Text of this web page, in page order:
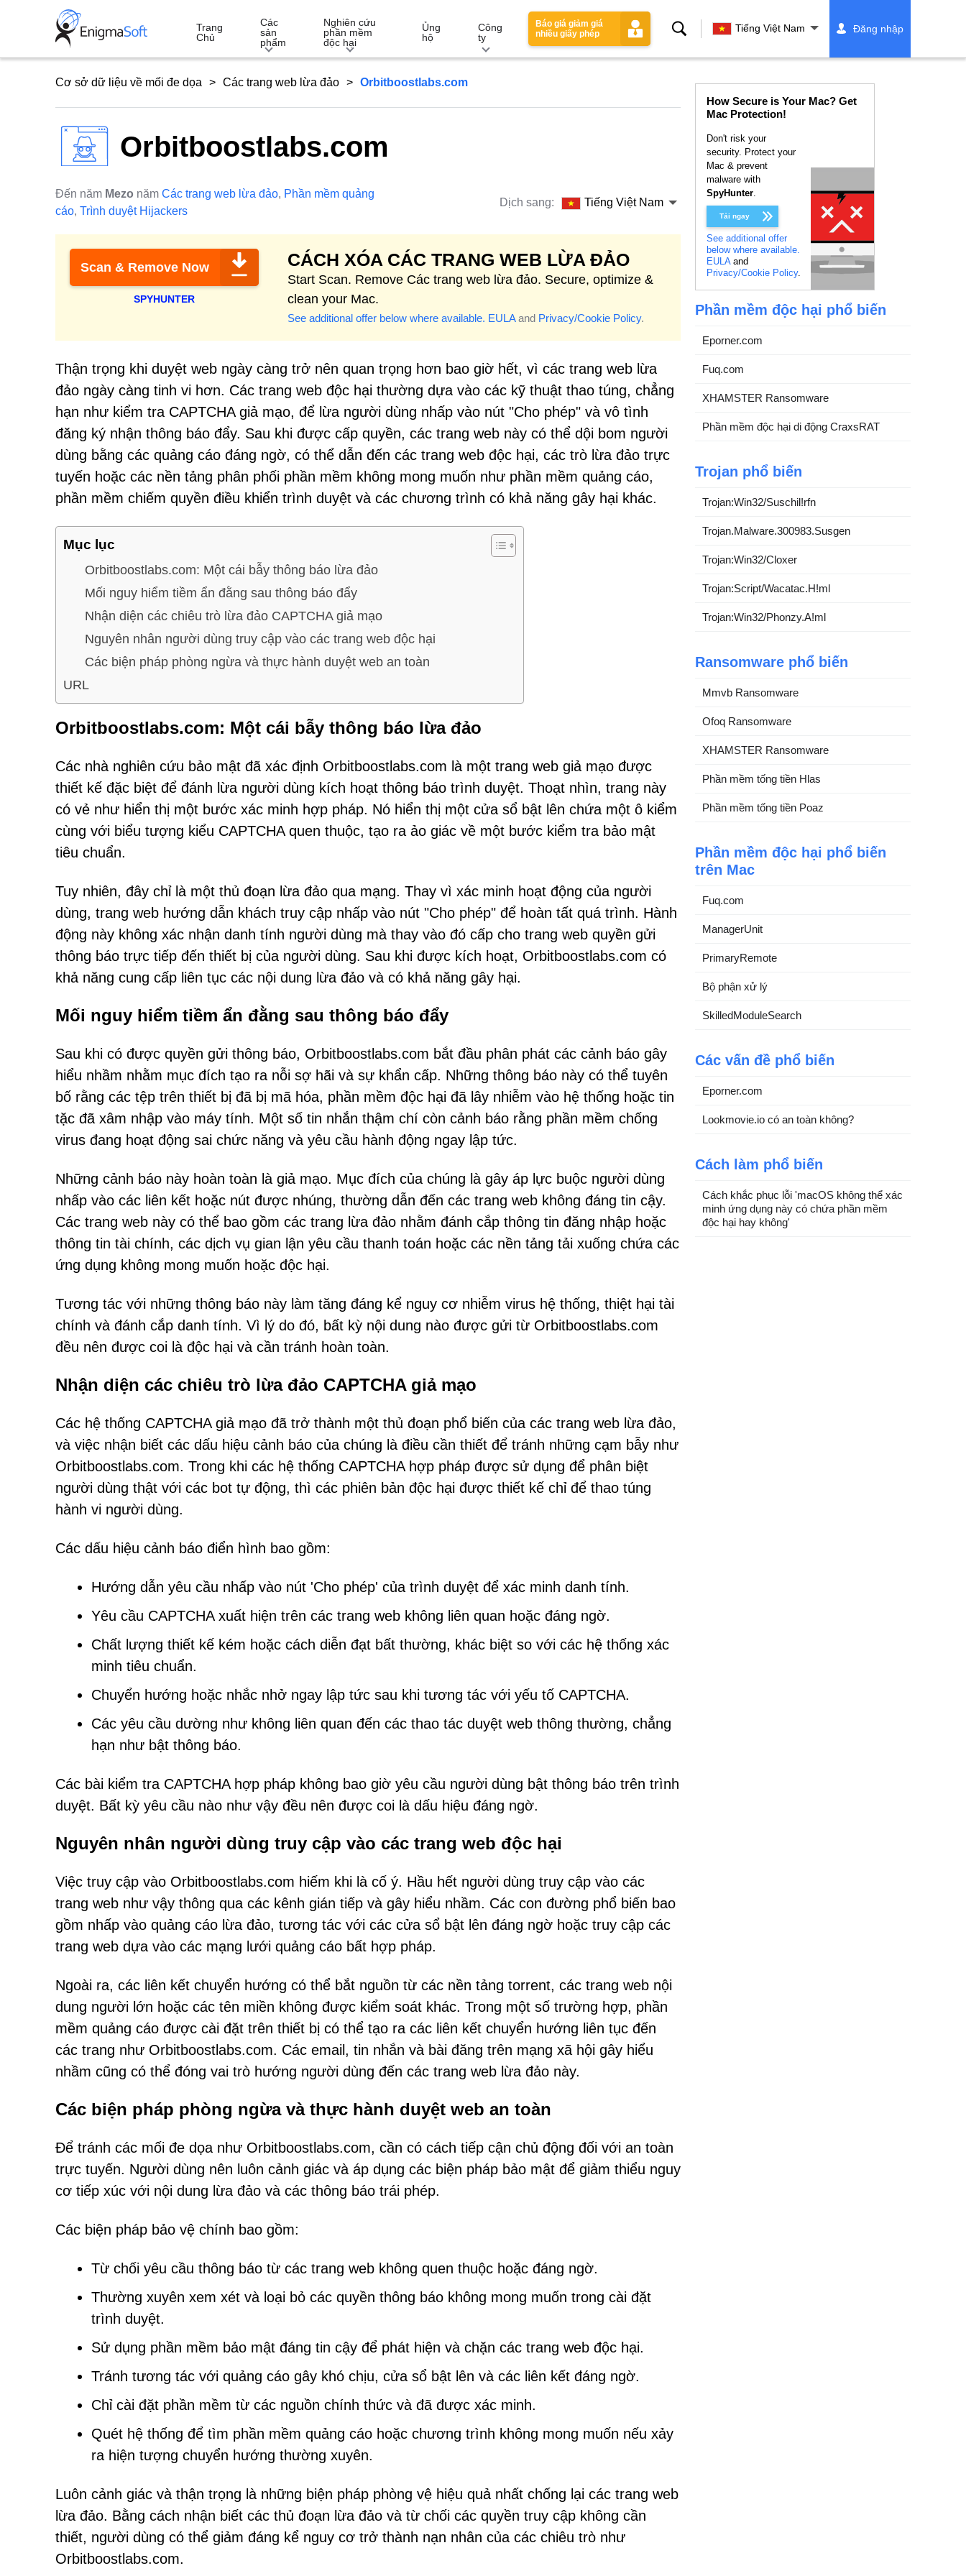
Trang
Chủ
Các
sản
phẩm
Nghiên cứu
phần mềm
độc hại
Ủng
hộ
Công
ty
Báo giá giảm giá
nhiều giấy phép
Tìm
kiếm
Tiếng Việt Nam Đăng nhập
Cơ sở dữ liệu về mối đe dọa Các trang web lừa đảo Orbitboostlabs.com
Orbitboostlabs.com
Đến năm Mezo năm Các trang web lừa đảo, Phần mềm quảng
cáo, Trình duyệt Hijackers
Dịch sang: Tiếng Việt Nam
Scan & Remove Now
SPYHUNTER
CÁCH XÓA CÁC TRANG WEB LỪA ĐẢO
Start Scan. Remove Các trang web lừa đảo. Secure, optimize &
clean your Mac.
See additional offer below where available. EULAand Privacy/Cookie Policy.
Thận trọng khi duyệt web ngày càng trở nên quan trọng hơn bao giờ hết, vì các trang web lừa
đảo ngày càng tinh vi hơn. Các trang web độc hại thường dựa vào các kỹ thuật thao túng, chẳng
hạn như kiểm tra CAPTCHA giả mạo, để lừa người dùng nhấp vào nút "Cho phép" và vô tình
đăng ký nhận thông báo đẩy. Sau khi được cấp quyền, các trang web này có thể dội bom người
dùng bằng các quảng cáo đáng ngờ, có thể dẫn đến các trang web độc hại, các trò lừa đảo trực
tuyến hoặc các nền tảng phân phối phần mềm không mong muốn như phần mềm quảng cáo,
phần mềm chiếm quyền điều khiển trình duyệt và các chương trình có khả năng gây hại khác.
Mục lục
Orbitboostlabs.com: Một cái bẫy thông báo lừa đảo
Mối nguy hiểm tiềm ẩn đằng sau thông báo đẩy
Nhận diện các chiêu trò lừa đảo CAPTCHA giả mạo
Nguyên nhân người dùng truy cập vào các trang web độc hại
Các biện pháp phòng ngừa và thực hành duyệt web an toàn
URL
Orbitboostlabs.com: Một cái bẫy thông báo lừa đảo
Các nhà nghiên cứu bảo mật đã xác định Orbitboostlabs.com là một trang web giả mạo được
thiết kế đặc biệt để đánh lừa người dùng kích hoạt thông báo trình duyệt. Thoạt nhìn, trang này
có vẻ như hiển thị một bước xác minh hợp pháp. Nó hiển thị một cửa sổ bật lên chứa một ô kiểm
cùng với biểu tượng kiểu CAPTCHA quen thuộc, tạo ra ảo giác về một bước kiểm tra bảo mật
tiêu chuẩn.
Tuy nhiên, đây chỉ là một thủ đoạn lừa đảo qua mạng. Thay vì xác minh hoạt động của người
dùng, trang web hướng dẫn khách truy cập nhấp vào nút "Cho phép" để hoàn tất quá trình. Hành
động này không xác nhận danh tính người dùng mà thay vào đó cấp cho trang web quyền gửi
thông báo trực tiếp đến thiết bị của người dùng. Sau khi được kích hoạt, Orbitboostlabs.com có
khả năng cung cấp liên tục các nội dung lừa đảo và có khả năng gây hại.
Mối nguy hiểm tiềm ẩn đằng sau thông báo đẩy
Sau khi có được quyền gửi thông báo, Orbitboostlabs.com bắt đầu phân phát các cảnh báo gây
hiểu nhầm nhằm mục đích tạo ra nỗi sợ hãi và sự khẩn cấp. Những thông báo này có thể tuyên
bố rằng các tệp trên thiết bị đã bị mã hóa, phần mềm độc hại đã lây nhiễm vào hệ thống hoặc tin
tặc đã xâm nhập vào máy tính. Một số tin nhắn thậm chí còn cảnh báo rằng phần mềm chống
virus đang hoạt động sai chức năng và yêu cầu hành động ngay lập tức.
Những cảnh báo này hoàn toàn là giả mạo. Mục đích của chúng là gây áp lực buộc người dùng
nhấp vào các liên kết hoặc nút được nhúng, thường dẫn đến các trang web không đáng tin cậy.
Các trang web này có thể bao gồm các trang lừa đảo nhằm đánh cắp thông tin đăng nhập hoặc
thông tin tài chính, các dịch vụ gian lận yêu cầu thanh toán hoặc các nền tảng tải xuống chứa các
ứng dụng không mong muốn hoặc độc hại.
Tương tác với những thông báo này làm tăng đáng kể nguy cơ nhiễm virus hệ thống, thiệt hại tài
chính và đánh cắp danh tính. Vì lý do đó, bất kỳ nội dung nào được gửi từ Orbitboostlabs.com
đều nên được coi là độc hại và cần tránh hoàn toàn.
Nhận diện các chiêu trò lừa đảo CAPTCHA giả mạo
Các hệ thống CAPTCHA giả mạo đã trở thành một thủ đoạn phổ biến của các trang web lừa đảo,
và việc nhận biết các dấu hiệu cảnh báo của chúng là điều cần thiết để tránh những cạm bẫy như
Orbitboostlabs.com. Trong khi các hệ thống CAPTCHA hợp pháp được sử dụng để phân biệt
người dùng thật với các bot tự động, thì các phiên bản độc hại được thiết kế chỉ để thao túng
hành vi người dùng.
Các dấu hiệu cảnh báo điển hình bao gồm:
Hướng dẫn yêu cầu nhấp vào nút 'Cho phép' của trình duyệt để xác minh danh tính.
Yêu cầu CAPTCHA xuất hiện trên các trang web không liên quan hoặc đáng ngờ.
Chất lượng thiết kế kém hoặc cách diễn đạt bất thường, khác biệt so với các hệ thống xác
minh tiêu chuẩn.
Chuyển hướng hoặc nhắc nhở ngay lập tức sau khi tương tác với yếu tố CAPTCHA.
Các yêu cầu dường như không liên quan đến các thao tác duyệt web thông thường, chẳng
hạn như bật thông báo.
Các bài kiểm tra CAPTCHA hợp pháp không bao giờ yêu cầu người dùng bật thông báo trên trình
duyệt. Bất kỳ yêu cầu nào như vậy đều nên được coi là dấu hiệu đáng ngờ.
Nguyên nhân người dùng truy cập vào các trang web độc hại
Việc truy cập vào Orbitboostlabs.com hiếm khi là cố ý. Hầu hết người dùng truy cập vào các
trang web như vậy thông qua các kênh gián tiếp và gây hiểu nhầm. Các con đường phổ biến bao
gồm nhấp vào quảng cáo lừa đảo, tương tác với các cửa sổ bật lên đáng ngờ hoặc truy cập các
trang web dựa vào các mạng lưới quảng cáo bất hợp pháp.
Ngoài ra, các liên kết chuyển hướng có thể bắt nguồn từ các nền tảng torrent, các trang web nội
dung người lớn hoặc các tên miền không được kiểm soát khác. Trong một số trường hợp, phần
mềm quảng cáo được cài đặt trên thiết bị có thể tạo ra các liên kết chuyển hướng liên tục đến
các trang như Orbitboostlabs.com. Các email, tin nhắn và bài đăng trên mạng xã hội gây hiểu
nhầm cũng có thể đóng vai trò hướng người dùng đến các trang web lừa đảo này.
Các biện pháp phòng ngừa và thực hành duyệt web an toàn
Để tránh các mối đe dọa như Orbitboostlabs.com, cần có cách tiếp cận chủ động đối với an toàn
trực tuyến. Người dùng nên luôn cảnh giác và áp dụng các biện pháp bảo mật để giảm thiểu nguy
cơ tiếp xúc với nội dung lừa đảo và các thông báo trái phép.
Các biện pháp bảo vệ chính bao gồm:
Từ chối yêu cầu thông báo từ các trang web không quen thuộc hoặc đáng ngờ.
Thường xuyên xem xét và loại bỏ các quyền thông báo không mong muốn trong cài đặt
trình duyệt.
Sử dụng phần mềm bảo mật đáng tin cậy để phát hiện và chặn các trang web độc hại.
Tránh tương tác với quảng cáo gây khó chịu, cửa sổ bật lên và các liên kết đáng ngờ.
Chỉ cài đặt phần mềm từ các nguồn chính thức và đã được xác minh.
Quét hệ thống để tìm phần mềm quảng cáo hoặc chương trình không mong muốn nếu xảy
ra hiện tượng chuyển hướng thường xuyên.
Luôn cảnh giác và thận trọng là những biện pháp phòng vệ hiệu quả nhất chống lại các trang web
lừa đảo. Bằng cách nhận biết các thủ đoạn lừa đảo và từ chối các quyền truy cập không cần
thiết, người dùng có thể giảm đáng kể nguy cơ trở thành nạn nhân của các chiêu trò như
Orbitboostlabs.com.
How Secure is Your Mac? Get
Mac Protection!
Don't risk your
security. Protect your
Mac & prevent
malware with
SpyHunter.
Tải ngay
See additional offer
below where available.
EULAand
Privacy/Cookie Policy.
Phần mềm độc hại phổ biến
Eporner.com
Fuq.com
XHAMSTER Ransomware
Phần mềm độc hại di động CraxsRAT
Trojan phổ biến
Trojan:Win32/Suschil!rfn
Trojan.Malware.300983.Susgen
Trojan:Win32/Cloxer
Trojan:Script/Wacatac.H!ml
Trojan:Win32/Phonzy.A!ml
Ransomware phổ biến
Mmvb Ransomware
Ofoq Ransomware
XHAMSTER Ransomware
Phần mềm tống tiền Hlas
Phần mềm tống tiền Poaz
Phần mềm độc hại phổ biến
trên Mac
Fuq.com
ManagerUnit
PrimaryRemote
Bộ phận xử lý
SkilledModuleSearch
Các vấn đề phổ biến
Eporner.com
Lookmovie.io có an toàn không?
Cách làm phổ biến
Cách khắc phục lỗi 'macOS không thể xác
minh ứng dụng này có chứa phần mềm
độc hại hay không'